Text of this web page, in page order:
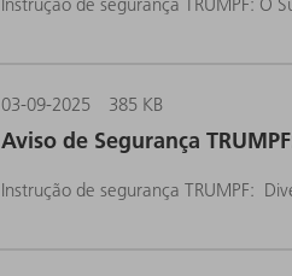
03-09-2025 385 KB
Aviso de Segurança
Instrução de segurança TRUMPF: